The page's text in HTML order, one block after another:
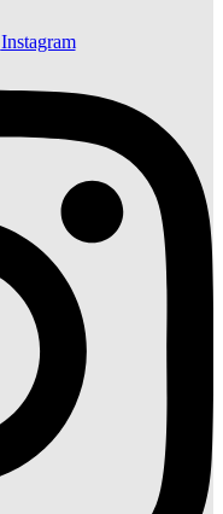
Instagram